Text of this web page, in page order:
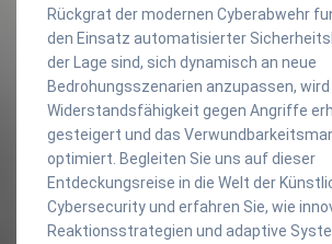
Rückgrat der modernen Cyberabwehr
den Einsatz automatisierter
der Lage sind, sich dynamisch an neue
Bedrohungsszenarien anzupassen, wird
Widerstandsfähigkeit gegen Angriffe
gesteigert und das
optimiert. Begleiten Sie uns auf dieser
Entdeckungsreise in die Welt der
Cybersecurity und erfahren Sie, wie
Reaktionsstrategien und adaptive